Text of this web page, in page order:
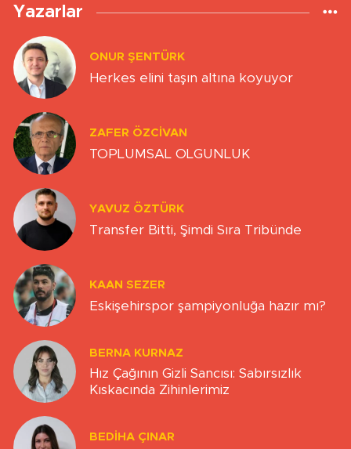
Yazarlar
ONUR ŞENTÜRK
Herkes elini taşın altına koyuyor
ZAFER ÖZCIVAN
TOPLUMSAL OLGUNLUK
YAVUZ ÖZTÜRK
Transfer Bitti, Şimdi Sıra Tribünde
KAAN SEZER
Eskişehirspor şampiyonluğa hazır mı?
BERNA KURNAZ
Hız Çağının Gizli Sancısı: Sabırsızlık
Kıskacında Zihinlerimiz
BEDIHA ÇINAR